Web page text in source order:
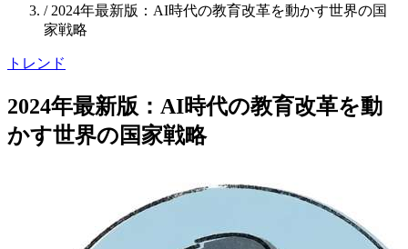
/ 2024年最新版：AI時代の教育改革を動かす世界の国
家戦略
トレンド
2024年最新版：AI時代の教育改革を動
かす世界の国家戦略